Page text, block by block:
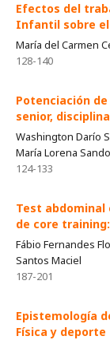
Efectos del
Infantil sobre
María del Carmen
128-140
Potenciación
senior,
Washington Darío
María Lorena
124-133
Test
de core
Fábio Fernandes
Santos Maciel
187-201
Epistemología
Física y deporte